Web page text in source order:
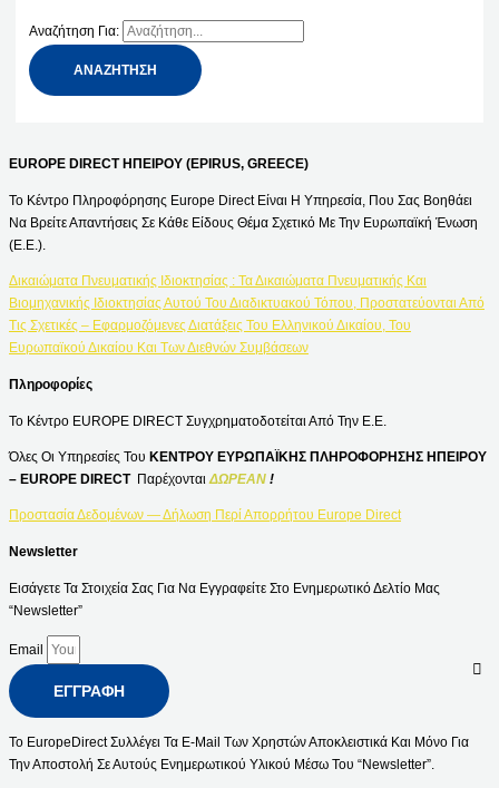
Αναζήτηση Για:
EUROPE DIRECT ΗΠΕΙΡΟΥ (EPIRUS, GREECE)
Το Κέντρο Πληροφόρησης Europe Direct Είναι Η Υπηρεσία, Που Σας Βοηθάει
Να Βρείτε Απαντήσεις Σε Κάθε Είδους Θέμα Σχετικό Με Την Ευρωπαϊκή Ένωση
(Ε.Ε.).
Δικαιώματα Πνευματικής Ιδιοκτησίας : Τα Δικαιώματα Πνευματικής Και
Βιομηχανικής Ιδιοκτησίας Αυτού Του Διαδικτυακού Τόπου, Προστατεύονται Από
Τις Σχετικές – Εφαρμοζόμενες Διατάξεις Του Ελληνικού Δικαίου, Του
Ευρωπαϊκού Δικαίου Και Των Διεθνών Συμβάσεων
Πληροφορίες
Το Κέντρο EUROPE DIRECT Συγχρηματοδοτείται Από Την Ε.Ε.
Όλες Οι Υπηρεσίες Του ΚΕΝΤΡΟΥ ΕΥΡΩΠΑΪΚΗΣ ΠΛΗΡΟΦΟΡΗΣΗΣ ΗΠΕΙΡΟΥ
– EUROPE DIRECT Παρέχονται ΔΩΡΕΑΝ !
Προστασία Δεδομένων — Δήλωση Περί Απορρήτου Europe Direct
Newsletter
Εισάγετε Τα Στοιχεία Σας Για Να Εγγραφείτε Στο Ενημερωτικό Δελτίο Μας
“Newsletter”
Email
ΕΓΓΡΑΦΉ
Το EuropeDirect Συλλέγει Τα E-Mail Των Χρηστών Αποκλειστικά Και Μόνο Για
Την Αποστολή Σε Αυτούς Ενημερωτικού Υλικού Μέσω Του “Newsletter”.